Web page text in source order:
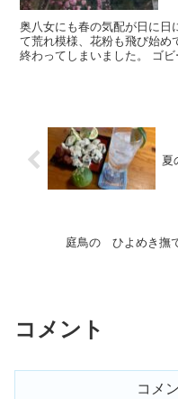
奥八女にも春の気配が日に日に感じられ
て荒れ模様、花粉も飛び始め
終わってしまいました。 ゴビーさんちの庭のしだれ梅は今が盛りで
夏
庭鳥の ひよめき撫
コメント
コメ